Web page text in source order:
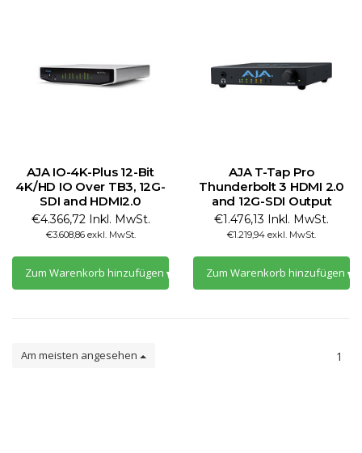
AJA IO-4K-Plus 12-Bit
4K/HD IO Over TB3, 12G-
SDI and HDMI2.0
€4.366,72 Inkl. MwSt.
€3.608,86 exkl. MwSt.
Zum Warenkorb hinzufügen
AJA T-Tap Pro
Thunderbolt 3 HDMI 2.0
and 12G-SDI Output
€1.476,13 Inkl. MwSt.
€1.219,94 exkl. MwSt.
Zum Warenkorb hinzufügen
Am meisten angesehen 1